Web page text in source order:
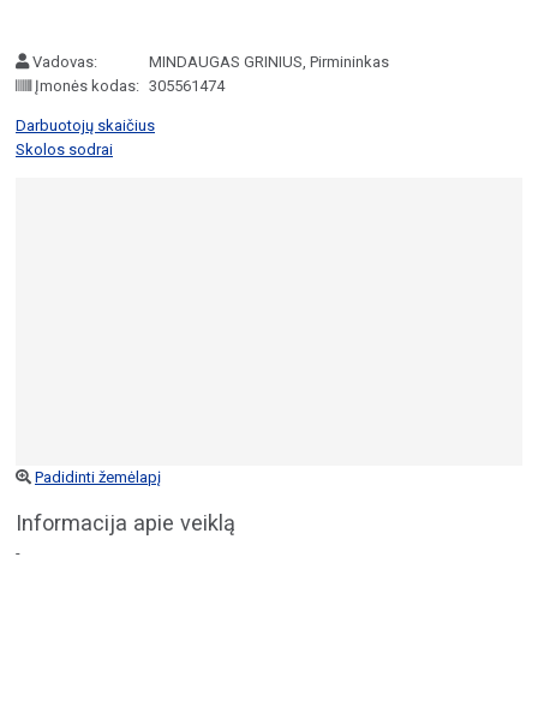
Vadovas:
MINDAUGAS GRINIUS, Pirmininkas
Įmonės kodas: 305561474
Darbuotojų skaičius
Skolos sodrai
Padidinti žemėlapį
Informacija apie veiklą
-